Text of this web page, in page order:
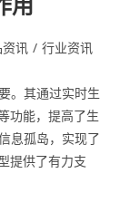
资讯 / 行业资讯
。其通过实时生
功能，提高了生
息孤岛，实现了
提供了有力支